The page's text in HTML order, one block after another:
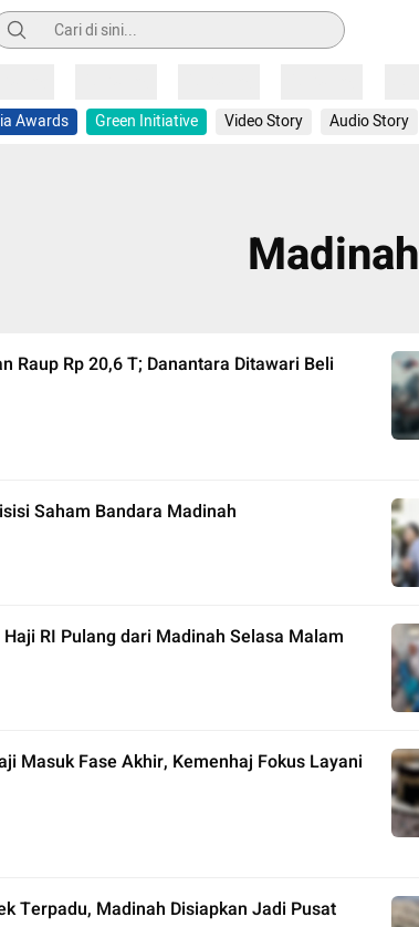
Awards Green Initiative Video Story Audio Story
Madinah
Raup Rp 20,6 T; Danantara Ditawari Beli
Saham Bandara Madinah
RI Pulang dari Madinah Selasa Malam
Masuk Fase Akhir, Kemenhaj Fokus Layani
Terpadu, Madinah Disiapkan Jadi Pusat